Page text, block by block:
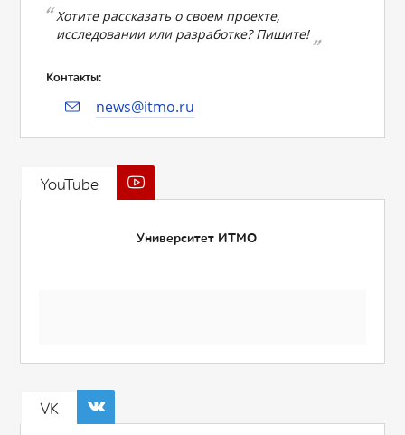
Хотите рассказать о своем проекте,
исследовании или разработке? Пишите!
Контакты:
news@itmo.ru
YouTube
Университет ИТМО
VK